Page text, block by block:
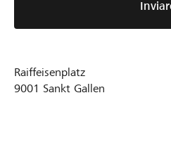
Raiffeisenplatz
9001 Sankt Gallen